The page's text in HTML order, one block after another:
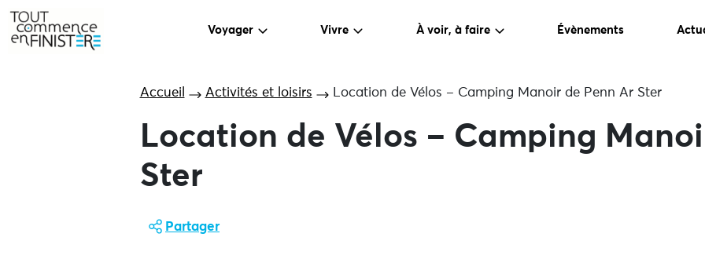
Voyager Vivre À voir, à faire Évènements
Accueil Activités et loisirs Location de Vélos – Camping Manoir de Penn Ar Ster
Location de Vélos – Camping
Ster
Partager